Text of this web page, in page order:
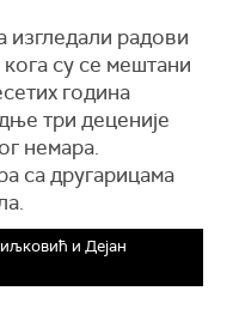
радови
кога су се мештани
година
три деценије
немара.
са другарицама
и Дејан